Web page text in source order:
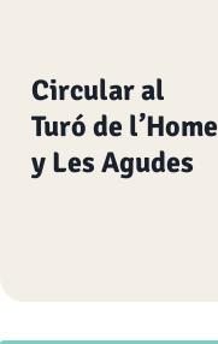
Circular al
Turó de l’Home
y Les Agudes